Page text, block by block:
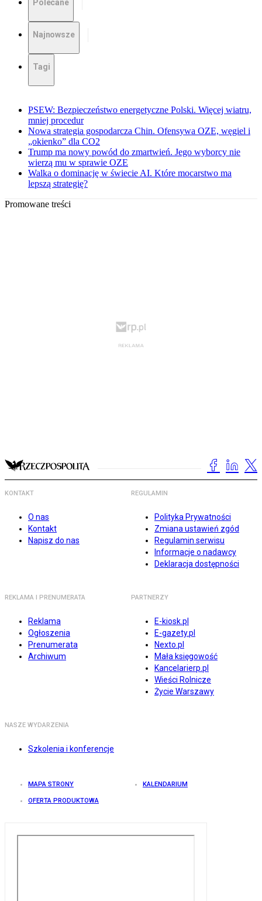
Polecane
Najnowsze
Tagi
PSEW: Bezpieczeństwo energetyczne Polski. Więcej wiatru,
mniej procedur
Nowa strategia gospodarcza Chin. Ofensywa OZE, węgiel i
„okienko” dla CO2
Trump ma nowy powód do zmartwień. Jego wyborcy nie
wierzą mu w sprawie OZE
Walka o dominację w świecie AI. Które mocarstwo ma
lepszą strategię?
Promowane treści
KONTAKT
O nas
Kontakt
Napisz do nas
REGULAMIN
Polityka Prywatności
Zmiana ustawień zgód
Regulamin serwisu
Informacje o nadawcy
Deklaracja dostępności
REKLAMA I PRENUMERATA
Reklama
Ogłoszenia
Prenumerata
Archiwum
PARTNERZY
E-kiosk.pl
E-gazety.pl
Nexto.pl
Mała księgowość
Kancelarierp.pl
Wieści Rolnicze
Życie Warszawy
NASZE WYDARZENIA
Szkolenia i konferencje
MAPA STRONY KALENDARIUM
OFERTA PRODUKTOWA